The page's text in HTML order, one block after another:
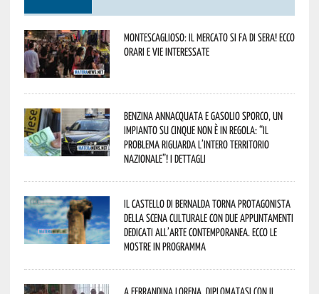
Montescaglioso: il mercato si fa di sera! Ecco
orari e vie interessate
Benzina annacquata e gasolio sporco, un
impianto su cinque non è in regola: “il
problema riguarda l’intero territorio
Nazionale”! I dettagli
Il Castello di Bernalda torna protagonista
della scena culturale con due appuntamenti
dedicati all’arte contemporanea. Ecco le
mostre in programma
A Ferrandina Lorena, diplomatasi con il